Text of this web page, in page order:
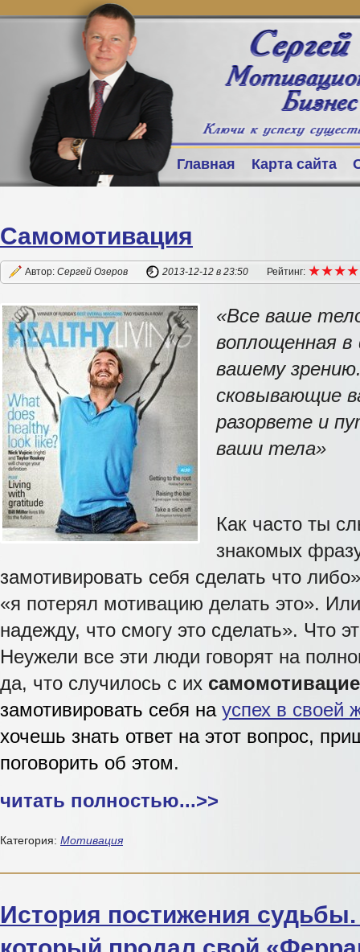
Главная Карта сайта
Самомотивация
Автор: Сергей Озеров 2013-12-12 в 23:50 Рейтинг: ★★★★
★★★★
«Все ваше
воплощенная
вашему
сковывающие
разорвете и
ваши тела»
Как часто ты
знакомых
замотивировать себя сделать что
«я потерял мотивацию делать это».
надежду, что смогу это сделать». Что
Неужели все эти люди говорят на
да, что случилось с их
замотивировать себя на успех в своей
хочешь знать ответ на этот вопрос,
поговорить об этом.
читать полностью...>>
Категория: Мотивация
История постижения